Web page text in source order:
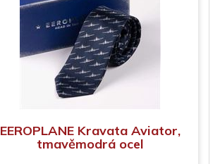
EEROPLANE Kravata Aviator,
tmavěmodrá ocel